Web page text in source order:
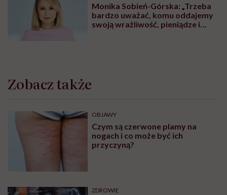
Monika Sobień-Górska: „Trzeba
bardzo uważać, komu oddajemy
swoją wrażliwość, pieniądze i
Zobacz także
OBJAWY
Czym są czerwone plamy na
nogach i co może być ich
przyczyną?
ZDROWIE